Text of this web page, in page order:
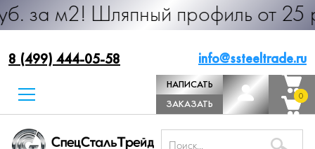
профиль от 25 руб. за
8 (499) 444-05-58 info@ssteeltrade.ru
НАПИСАТЬ
ДИРЕКТОРУ
ЗАКАЗАТЬ
ЗВОНОК
0
0